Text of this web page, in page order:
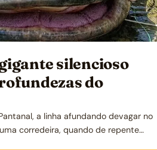
silencioso
do
a linha afundando devagar no
corredeira, quando de repente…